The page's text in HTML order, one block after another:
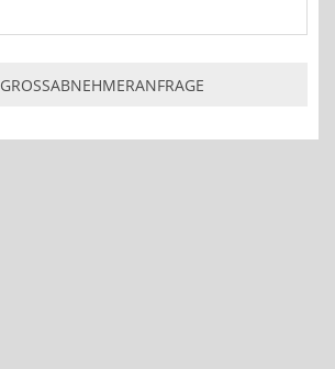
GROSSABNEHMERANFRAGE